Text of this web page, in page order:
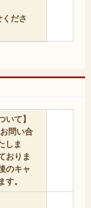
ださ
いて】
問い合
しま
おりま
のキャ
す。